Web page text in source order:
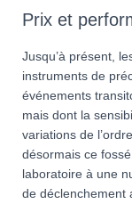
Prix et
Jusqu’à présent,
instruments de
événements
mais dont la
variations de
désormais ce
laboratoire à une
de déclenchement